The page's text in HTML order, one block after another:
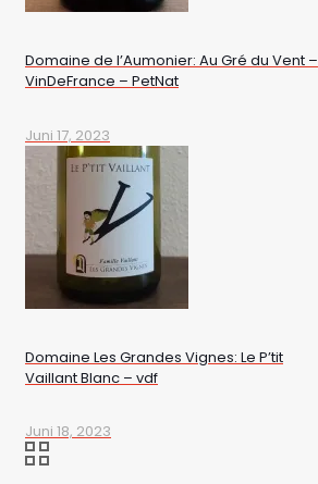
Domaine de l’Aumonier: Au Gré du Vent –
VinDeFrance – PetNat
Juni 17, 2023
Domaine Les Grandes Vignes: Le P’tit
Vaillant Blanc – vdf
Juni 18, 2023